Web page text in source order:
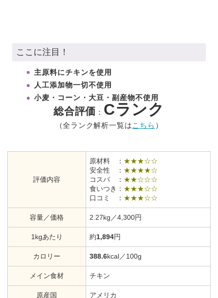
ここに注目！
主原料にチキンを使用
人工添加物一切不使用
小麦・コーン・大豆・副産物不使用
総合評価 ： Cランク
（全ランク解析一覧はこちら ）
評価内容
原材料 ： ★★★☆☆
安全性 ： ★★★★☆
コスパ ： ★★☆☆☆
食いつき： ★★★☆☆
口コミ ： ★★★☆☆
容量／価格 2.27kg／4,300円
1kgあたり 約1,894円
カロリー 388.6kcal／100g
メイン食材 チキン
原産国 アメリカ